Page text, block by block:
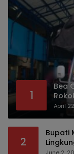
1
Bea
April
2
Bupati